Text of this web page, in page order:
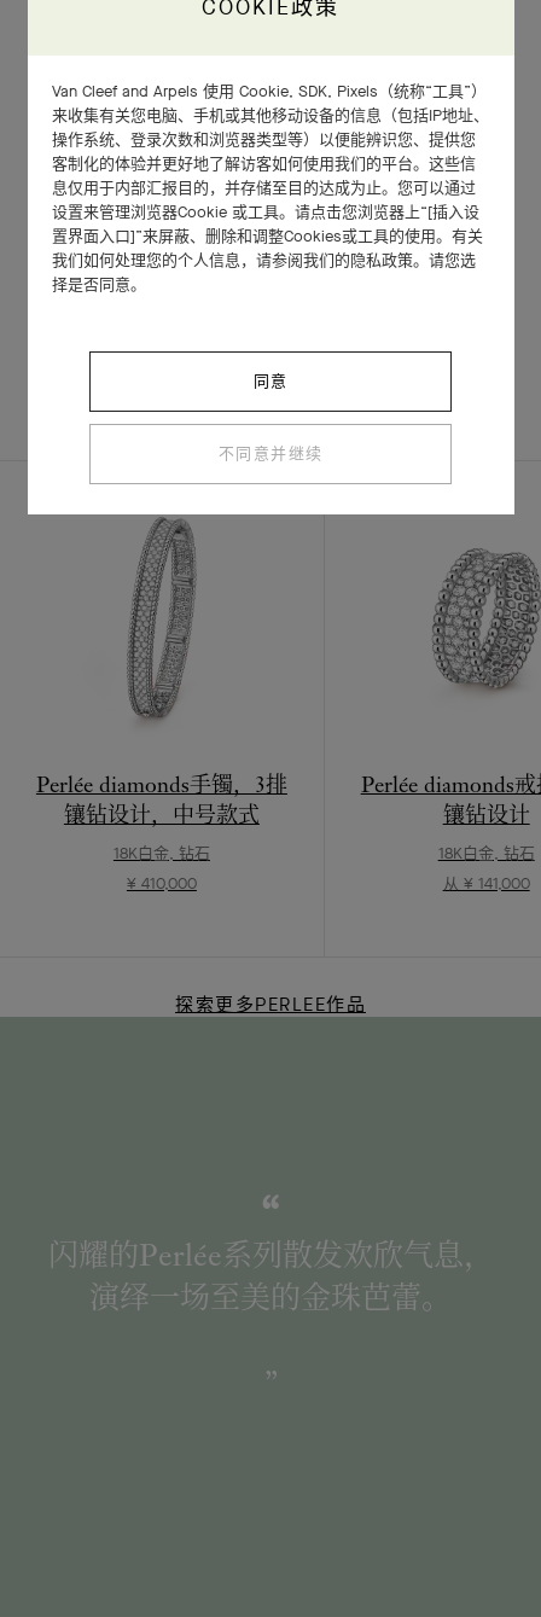
Perlée diamonds手镯，3排
镶钻设计，中号款式
18K白金, 钻石
¥ 410,000
Perlée diamonds
镶钻设计
18K白金, 钻石
从 ¥ 141,000
探索更多PERLEE作品
闪耀的Perlée系列散发欢欣气息，
演绎一场至美的金珠芭蕾。
COOKIE政策
Van Cleef and Arpels 使用 Cookie, SDK, Pixels（统称“工具”）
来收集有关您电脑、手机或其他移动设备的信息（包括IP地址、
操作系统、登录次数和浏览器类型等）以便能辨识您、提供您
客制化的体验并更好地了解访客如何使用我们的平台。这些信
息仅用于内部汇报目的，并存储至目的达成为止。您可以通过
设置来管理浏览器Cookie 或工具。请点击您浏览器上“[插入设
置界面入口]”来屏蔽、删除和调整Cookies或工具的使用。有关
我们如何处理您的个人信息，请参阅我们的隐私政策。请您选
择是否同意。
同意
不同意并继续